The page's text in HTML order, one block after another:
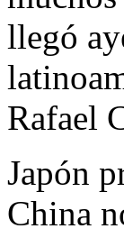
llegó
Rafael
Japón
China